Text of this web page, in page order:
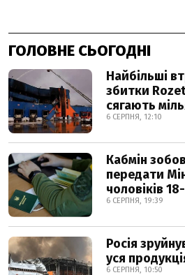
ГОЛОВНЕ СЬОГОДНІ
Найбільші
збитки
сягають
6 СЕРПНЯ, 12:10
Кабмін
передати
чоловіків
6 СЕРПНЯ, 19:39
Росія
уся
6 СЕРПНЯ, 10:50